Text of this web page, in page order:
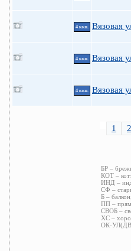
4 ккв. Вязовая
4 ккв. Вязовая
4 ккв. Вязовая
1 2
БР –
КОТ –
ИНД –
СФ –
Б –
ПП –
СВОБ –
ХС –
ОК-УЛ(ДВ)